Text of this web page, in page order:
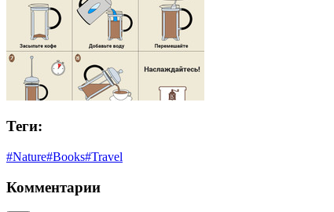
Теги:
#Nature#Books#Travel
Комментарии